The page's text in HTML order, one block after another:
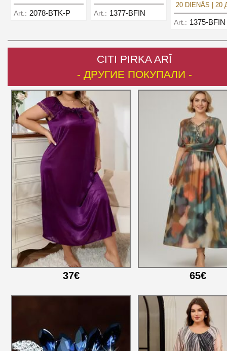
Art.: 2078-BTK-P Art.: 1377-BFIN
20 DIENĀS | 20
Art.: 1375-BFIN
CITI PIRKA ARĪ
- ДРУГИЕ ПОКУПАЛИ -
37€ 65€